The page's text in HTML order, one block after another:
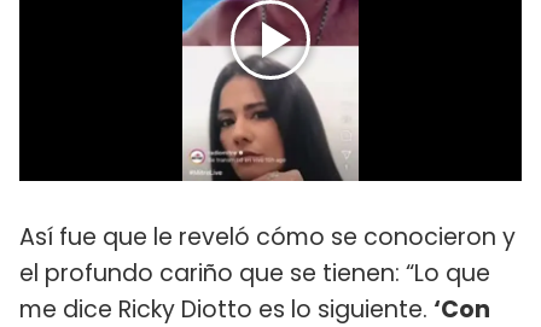
Así fue que le reveló cómo se conocieron y
el profundo cariño que se tienen: “Lo que
me dice Ricky Diotto es lo siguiente. ‘Con